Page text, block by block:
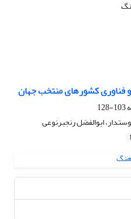
فناوری کشور‌های منتخب جهان
103-128
ابوالفضل رنجبرنوعی